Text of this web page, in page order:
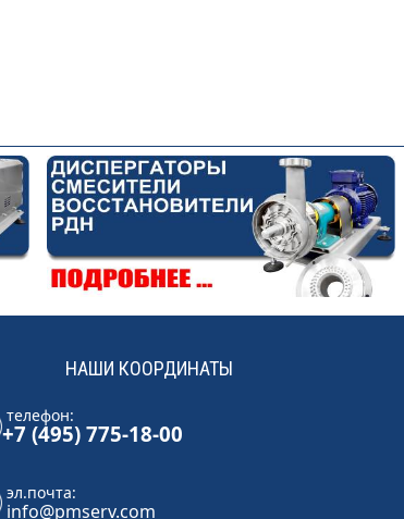
НАШИ КООРДИНАТЫ
телефон:
+7 (495) 775-18-00
эл.почта:
info@pmserv.com